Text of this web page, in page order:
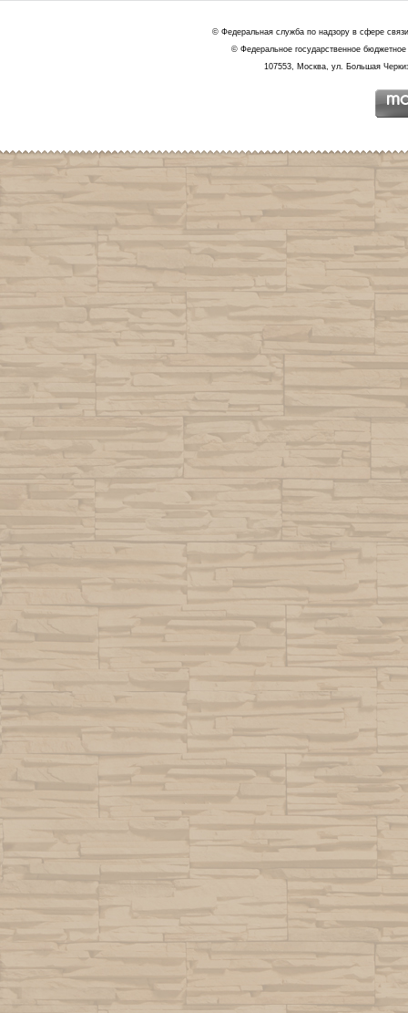
© Федеральная служба по надзору в сфере
© Федеральное государственное
107553, Москва, ул. Большая